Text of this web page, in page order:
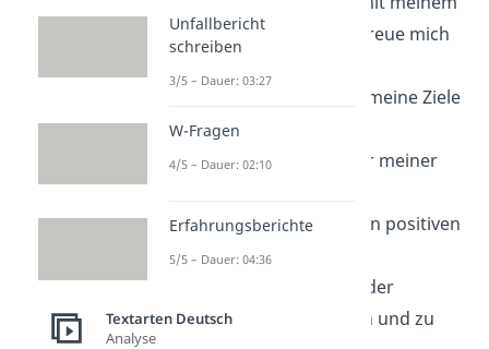
Vergangenen und freue mich
Ich bin in der Lage, meine Ziele
zu erreichen.
Ich bin der Schöpfer meiner
Ich bin umgeben von positiven
Energien.
Ich bin fähig, aus jeder
Erfahrung zu lernen und zu
Unfallbericht
schreiben
3/5 – Dauer: 03:27
W-Fragen
4/5 – Dauer: 02:10
Erfahrungsberichte
5/5 – Dauer: 04:36
Textarten Deutsch
Analyse